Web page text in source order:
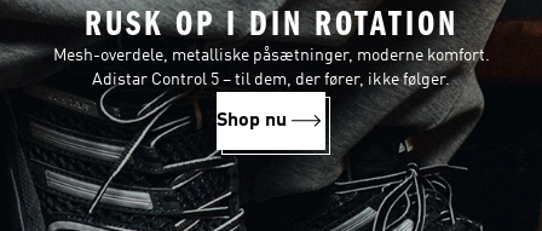
RUSK OP I DIN ROTATION
Mesh-overdele, metalliske påsætninger, moderne komfort.
Adistar Control 5 – til dem, der fører, ikke følger.
Shop nu